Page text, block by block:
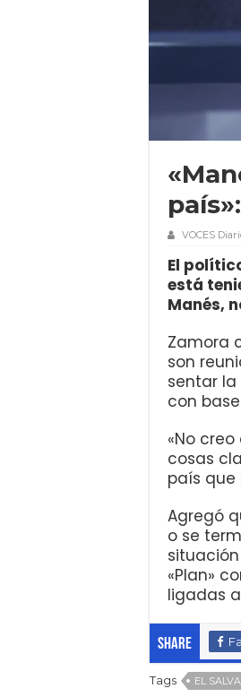
VOCES
El
está
Manés,
Zamora
son
sentar
con
«No
cosas
país que
Agregó
o se
«Plan»
ligadas
Share
Tags EL